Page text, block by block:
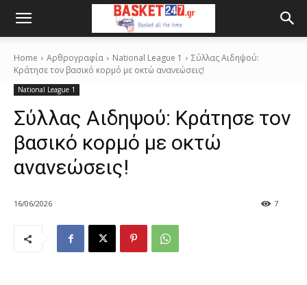
Home Αρθρογραφία National League 1
Σύλλας Αιδηψού:
Κράτησε τον βασικό κορμό με οκτώ ανανεώσεις!
National League 1
Σύλλας Αιδηψού: Κράτησε τον
βασικό κορμό με οκτώ
ανανεώσεις!
16/06/2026 7